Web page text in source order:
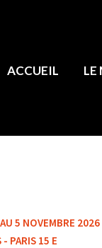
ACCUEIL LE
5 NOVEMBRE 2026
PARIS 15 E